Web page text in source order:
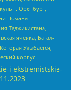
г. Оренбург,
Номана
Таджикистана,
ячейка, Батал-
Улыбается,
корпус
i-ekstremistskie-